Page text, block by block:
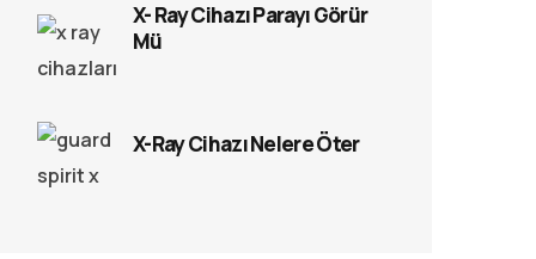
X- Ray Cihazı Parayı Görür
Mü
X-Ray Cihazı Nelere Öter